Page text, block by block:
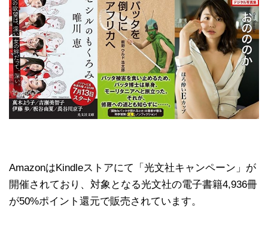
AmazonはKindleストアにて「光文社キャンペーン」が
開催されており、対象となる光文社の電子書籍4,936冊
が50%ポイント還元で販売されています。